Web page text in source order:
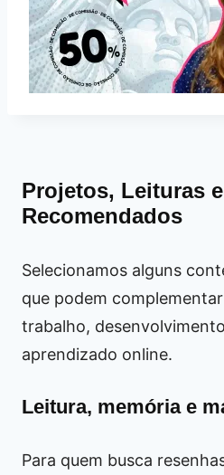
Projetos, Leituras
Recomendados
Selecionamos alguns
que podem
trabalho,
aprendizado online.
Leitura, memória e
Para quem busca